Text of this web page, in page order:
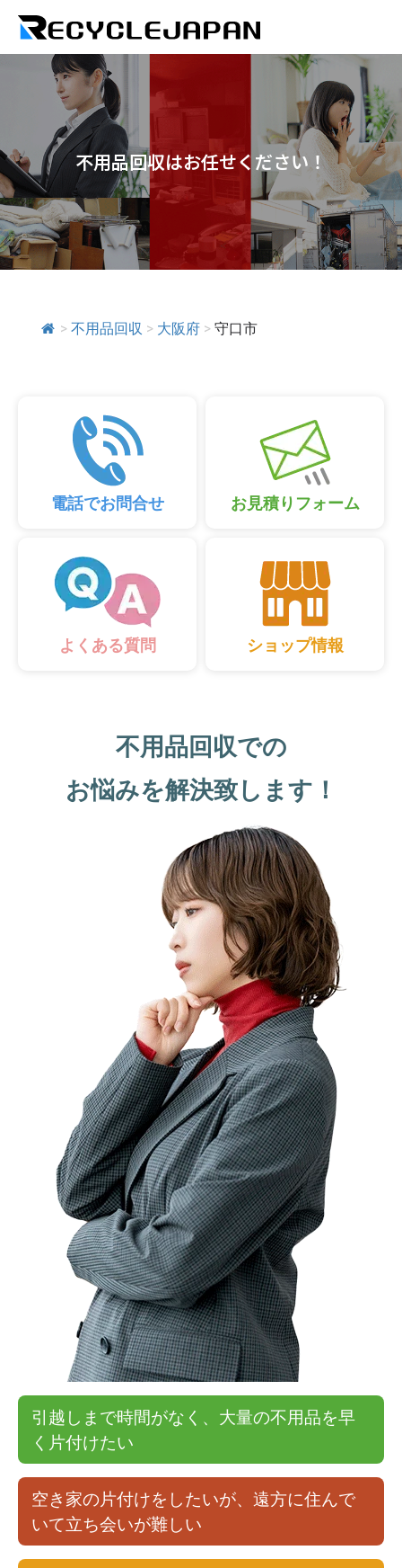
不用品回収はお任せください！
> 不用品回収 > 大阪府 > 守口市
電話でお問合せ お見積りフォーム
よくある質問 ショップ情報
不用品回収での
お悩みを解決致します！
引越しまで時間がなく、大量の不用品を早
く片付けたい
空き家の片付けをしたいが、遠方に住んで
いて立ち会いが難しい